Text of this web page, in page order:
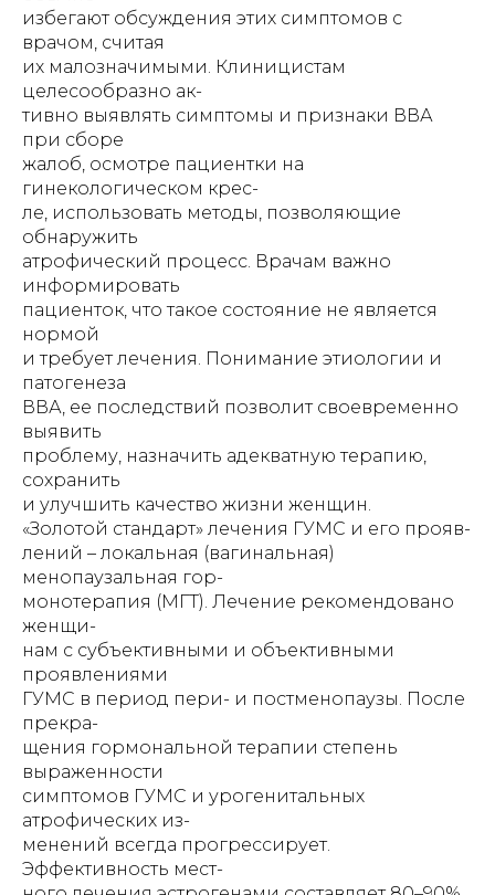
избегают обсуждения этих симптомов с
врачом, считая
их малозначимыми. Клиницистам
целесообразно ак-
тивно выявлять симптомы и признаки ВВА
при сборе
жалоб, осмотре пациентки на
гинекологическом крес-
ле, использовать методы, позволяющие
обнаружить
атрофический процесс. Врачам важно
информировать
пациенток, что такое состояние не является
нормой
и требует лечения. Понимание этиологии и
патогенеза
ВВА, ее последствий позволит своевременно
выявить
проблему, назначить адекватную терапию,
сохранить
и улучшить качество жизни женщин.
«Золотой стандарт» лечения ГУМС и его прояв-
лений – локальная (вагинальная)
менопаузальная гор-
монотерапия (МГТ). Лечение рекомендовано
женщи-
нам с субъективными и объективными
проявлениями
ГУМС в период пери- и постменопаузы. После
прекра-
щения гормональной терапии степень
выраженности
симптомов ГУМС и урогенитальных
атрофических из-
менений всегда прогрессирует.
Эффективность мест-